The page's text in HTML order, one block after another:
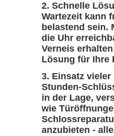
Schnelle
Wartezeit kann
belastend sein.
die Uhr
Verneis
Lösung für Ihre
Einsatz vieler
Stunden-
in der Lage,
wie
anzubieten -